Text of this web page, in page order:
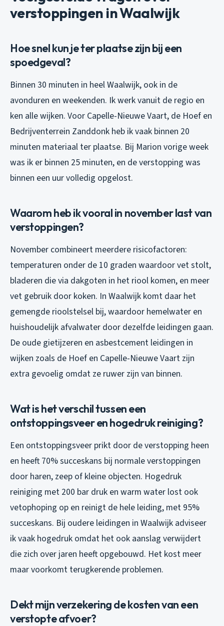
verstoppingen in Waalwijk
Hoe snel kun je ter plaatse zijn bij een
spoedgeval?
Binnen 30 minuten in heel Waalwijk, ook in de
avonduren en weekenden. Ik werk vanuit de regio en
ken alle wijken. Voor Capelle-Nieuwe Vaart, de Hoef en
Bedrijventerrein Zanddonk heb ik vaak binnen 20
minuten materiaal ter plaatse. Bij Marion vorige week
was ik er binnen 25 minuten, en de verstopping was
binnen een uur volledig opgelost.
Waarom heb ik vooral in november last van
verstoppingen?
November combineert meerdere risicofactoren:
temperaturen onder de 10 graden waardoor vet stolt,
bladeren die via dakgoten in het riool komen, en meer
vet gebruik door koken. In Waalwijk komt daar het
gemengde rioolstelsel bij, waardoor hemelwater en
huishoudelijk afvalwater door dezelfde leidingen gaan.
De oude gietijzeren en asbestcement leidingen in
wijken zoals de Hoef en Capelle-Nieuwe Vaart zijn
extra gevoelig omdat ze ruwer zijn van binnen.
Wat is het verschil tussen een
ontstoppingsveer en hogedruk reiniging?
Een ontstoppingsveer prikt door de verstopping heen
en heeft 70% succeskans bij normale verstoppingen
door haren, zeep of kleine objecten. Hogedruk
reiniging met 200 bar druk en warm water lost ook
vetophoping op en reinigt de hele leiding, met 95%
succeskans. Bij oudere leidingen in Waalwijk adviseer
ik vaak hogedruk omdat het ook aanslag verwijdert
die zich over jaren heeft opgebouwd. Het kost meer
maar voorkomt terugkerende problemen.
Dekt mijn verzekering de kosten van een
verstopte afvoer?